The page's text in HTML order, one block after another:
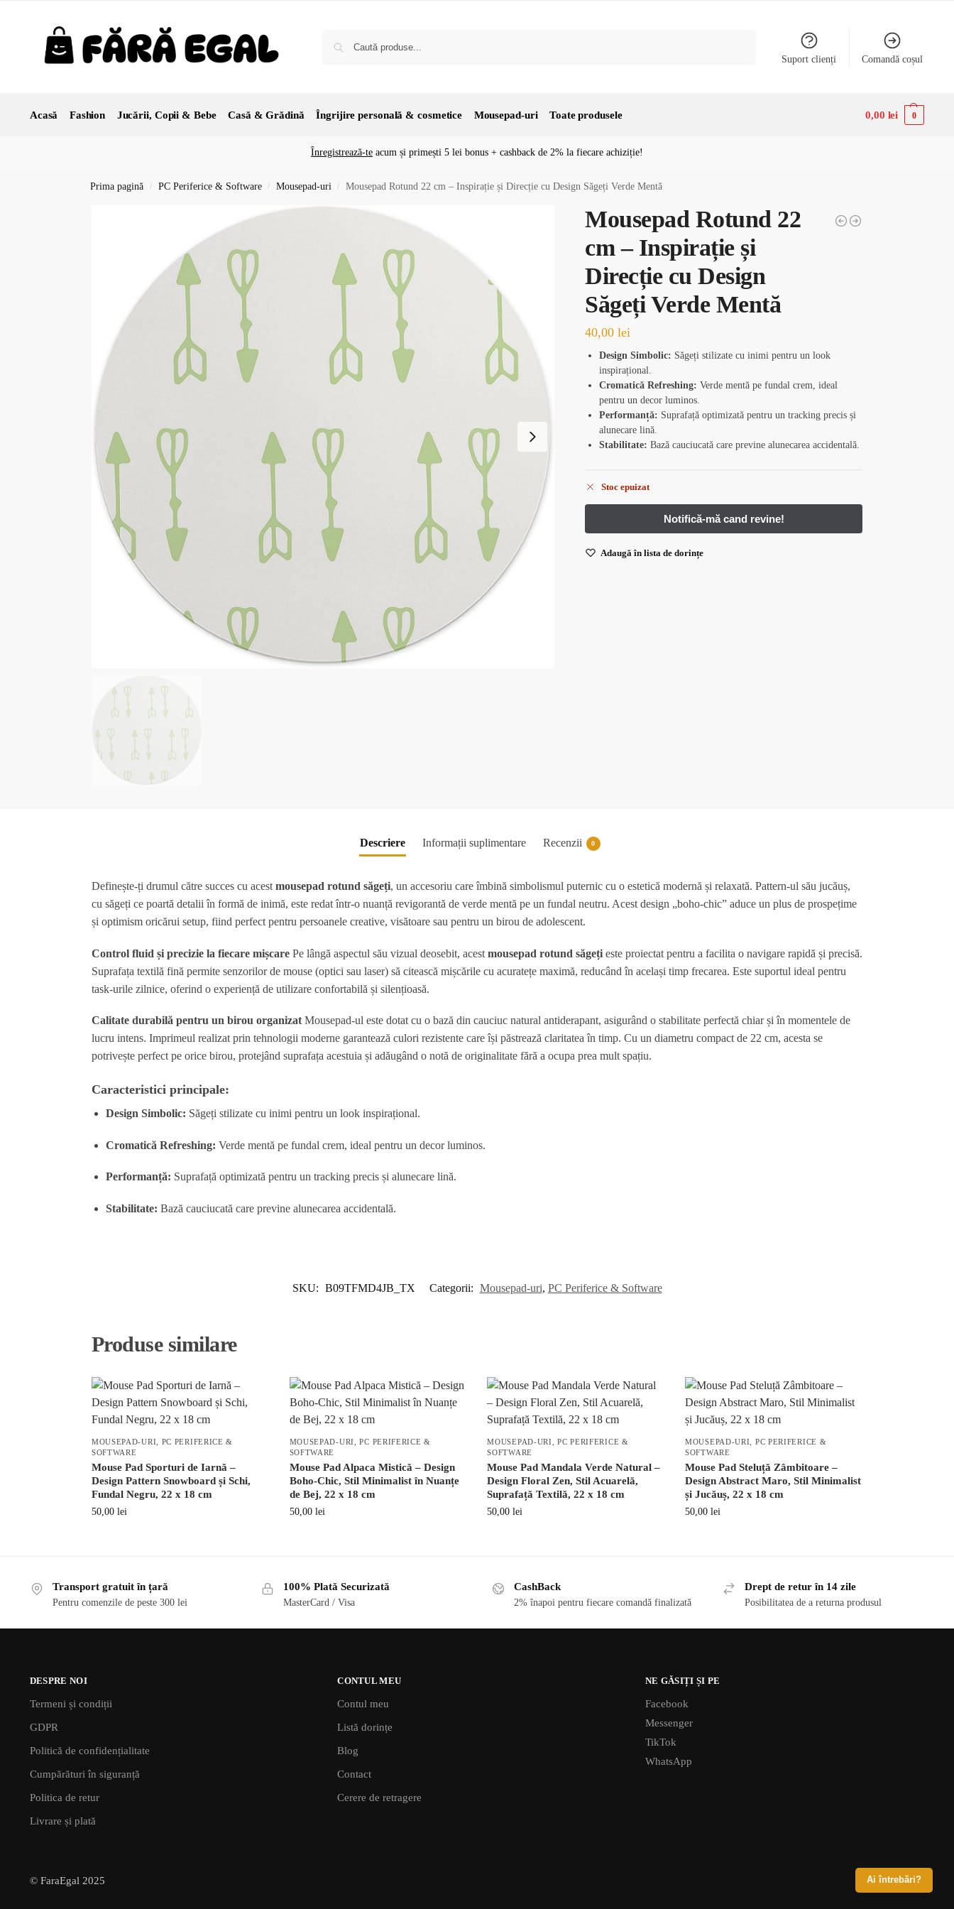
Suport clienți Comandă coșul
Acasă Fashion Jucării, Copii & Bebe Casă & Grădină Îngrijire personală & cosmetice Mousepad-uri Toate produsele 0,00 lei 0
Înregistrează-te acum și primești 5 lei bonus + cashback de 2% la fiecare achiziție!
Prima pagină / PC Periferice & Software / Mousepad-uri / Mousepad Rotund 22 cm – Inspirație și Direcție cu Design Săgeți Verde Mentă
Mousepad Rotund 22
cm – Inspirație și
Direcție cu Design
Săgeți Verde Mentă
40,00lei
Design Simbolic: Săgeți stilizate cu inimi pentru un look
inspirațional.
Cromatică Refreshing: Verde mentă pe fundal crem, ideal
pentru un decor luminos.
Performanță: Suprafață optimizată pentru un tracking precis și
alunecare lină.
Stabilitate: Bază cauciucată care previne alunecarea accidentală.
Stoc epuizat
Adaugă în lista de dorințe
Ai întrebări?
Descriere Informații suplimentare Recenzii 0
Definește-ți drumul către succes cu acest mousepad rotund săgeți, un accesoriu care îmbină simbolismul puternic cu o estetică modernă și relaxată. Pattern-ul său jucăuș,
cu săgeți ce poartă detalii în formă de inimă, este redat într-o nuanță revigorantă de verde mentă pe un fundal neutru. Acest design „boho-chic” aduce un plus de prospețime
și optimism oricărui setup, fiind perfect pentru persoanele creative, visătoare sau pentru un birou de adolescent.
Control fluid și precizie la fiecare mișcarePe lângă aspectul său vizual deosebit, acest mousepad rotund săgețieste proiectat pentru a facilita o navigare rapidă și precisă.
Suprafața textilă fină permite senzorilor de mouse (optici sau laser) să citească mișcările cu acuratețe maximă, reducând în același timp frecarea. Este suportul ideal pentru
task-urile zilnice, oferind o experiență de utilizare confortabilă și silențioasă.
Calitate durabilă pentru un birou organizatMousepad-ul este dotat cu o bază din cauciuc natural antiderapant, asigurând o stabilitate perfectă chiar și în momentele de
lucru intens. Imprimeul realizat prin tehnologii moderne garantează culori rezistente care își păstrează claritatea în timp. Cu un diametru compact de 22 cm, acesta se
potrivește perfect pe orice birou, protejând suprafața acestuia și adăugând o notă de originalitate fără a ocupa prea mult spațiu.
Caracteristici principale:
Design Simbolic: Săgeți stilizate cu inimi pentru un look inspirațional.
Cromatică Refreshing: Verde mentă pe fundal crem, ideal pentru un decor luminos.
Performanță: Suprafață optimizată pentru un tracking precis și alunecare lină.
Stabilitate: Bază cauciucată care previne alunecarea accidentală.
SKU: B09TFMD4JB_TX Categorii: Mousepad-uri, PC Periferice & Software
Produse similare
MOUSEPAD-URI
PC PERIFERICE &
SOFTWARE
Mouse Pad Sporturi de Iarnă –
Design Pattern Snowboard și Schi,
Fundal Negru, 22 x 18 cm
50,00 lei
MOUSEPAD-URI ,PC PERIFERICE &
SOFTWARE
Mouse Pad Alpaca Mistică – Design
Boho-Chic, Stil Minimalist în Nuanțe
de Bej, 22 x 18 cm
50,00 lei
MOUSEPAD-URI ,PC PERIFERICE &
SOFTWARE
Mouse Pad Mandala Verde Natural –
Design Floral Zen, Stil Acuarelă,
Suprafață Textilă, 22 x 18 cm
50,00lei
MOUSEPAD-URI
PC PERIFERICE &
SOFTWARE
Mouse Pad Steluță Zâmbitoare –
Design Abstract Maro, Stil Minimalist
și Jucăuș, 22 x 18 cm
50,00lei
Transport gratuit în țară
Pentru comenzile de peste 300 lei
100% Plată Securizată
MasterCard / Visa
CashBack
2% înapoi pentru fiecare comandă finalizată
Drept de retur în 14 zile
Posibilitatea de a returna produsul
DESPRE NOI
Termeni și condiții
GDPR
Politică de confidențialitate
Cumpărături în siguranță
Politica de retur
Livrare și plată
CONTUL MEU
Contul meu
Listă dorințe
Blog
Contact
Cerere de retragere
NE GĂSIȚI ȘI PE
Facebook
Messenger
TikTok
WhatsApp
© FaraEgal 2025